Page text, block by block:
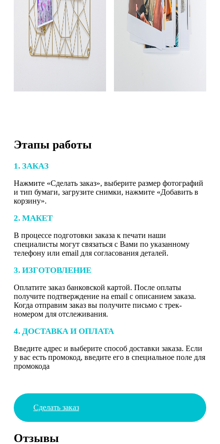
Этапы работы
1. ЗАКАЗ
Нажмите «Сделать заказ», выберите размер фотографий
и тип бумаги, загрузите снимки, нажмите «Добавить в
корзину».
2. МАКЕТ
В процессе подготовки заказа к печати наши
специалисты могут связаться с Вами по указанному
телефону или email для согласования деталей.
3. ИЗГОТОВЛЕНИЕ
Оплатите заказ банковской картой. После оплаты
получите подтверждение на email с описанием заказа.
Когда отправим заказ вы получите письмо с трек-
номером для отслеживания.
4. ДОСТАВКА И ОПЛАТА
Введите адрес и выберите способ доставки заказа. Если
у вас есть промокод, введите его в специальное поле для
промокода
Сделать заказ
Отзывы